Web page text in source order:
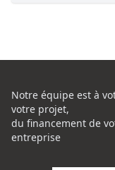
Notre équipe est à
votre projet,
du financement de
entreprise